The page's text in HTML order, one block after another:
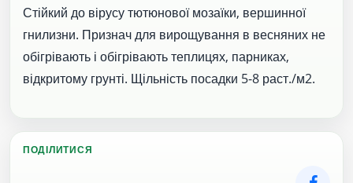
Стійкий до вірусу тютюнової мозаїки, вершинної
гнилизни. Признач для вирощування в весняних не
обігрівають і обігрівають теплицях, парниках,
відкритому грунті. Щільність посадки 5-8 раст./м2.
ПОДІЛИТИСЯ